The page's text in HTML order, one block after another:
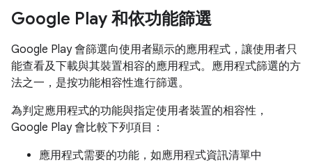
Google Play 和依功能篩選
Google Play 會篩選向使用者顯示的應用程式，讓使用者只
能查看及下載與其裝置相容的應用程式。應用程式篩選的方
法之一，是按功能相容性進行篩選。
為判定應用程式的功能與指定使用者裝置的相容性，
Google Play 會比較下列項目：
應用程式需要的功能，如應用程式資訊清單中